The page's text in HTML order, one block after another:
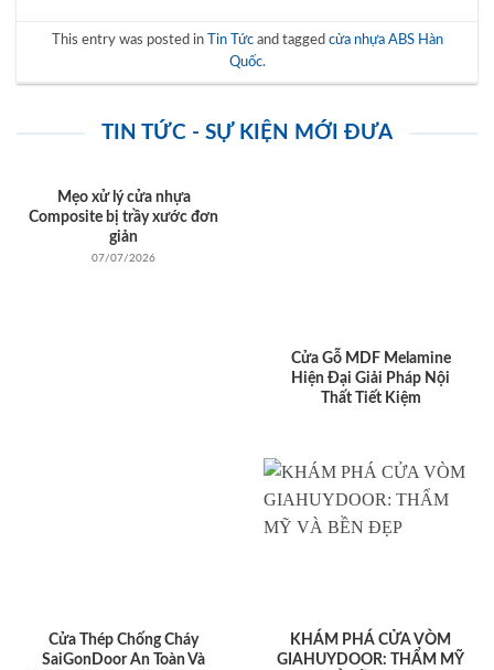
This entry was posted in Tin Tứcand tagged cửa nhựa ABS Hàn
Quốc.
TIN TỨC - SỰ KIỆN MỚI ĐƯA
Mẹo xử lý cửa nhựa
Composite bị trầy xước đơn
giản
07/07/2026
Cửa Gỗ MDF Melamine
Hiện Đại Giải Pháp Nội
Thất Tiết Kiệm
Cửa Thép Chống Cháy
SaiGonDoor An Toàn Và
KHÁM PHÁ CỬA VÒM
GIAHUYDOOR: THẨM MỸ